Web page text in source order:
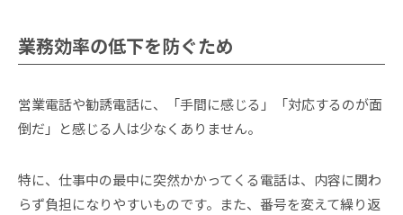
業務効率の低下を防ぐため
営業電話や勧誘電話に、「手間に感じる」「対応するのが面
倒だ」と感じる人は少なくありません。
特に、仕事中の最中に突然かかってくる電話は、内容に関わ
らず負担になりやすいものです。また、番号を変えて繰り返